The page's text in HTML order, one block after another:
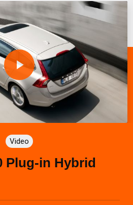
P
l
a
y
V
Video
Plug-in Hybrid